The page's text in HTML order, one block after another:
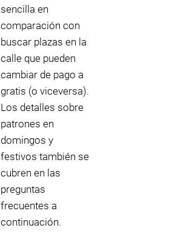
sencilla en
comparación con
buscar plazas en la
calle que pueden
cambiar de pago a
gratis (o viceversa).
Los detalles sobre
patrones en
domingos y
festivos también se
cubren en las
preguntas
frecuentes a
continuación.